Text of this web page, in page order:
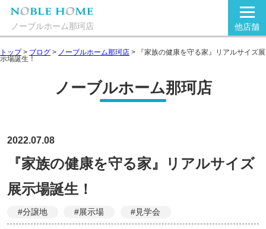
ノーブルホーム那珂店 他店舗
トップ> ブログ > ノーブルホーム那珂店 > 『家族の健康を守る家』リアルサイズ展
示場誕生！
ノーブルホーム那珂店
2022.07.08
『家族の健康を守る家』リアルサイズ
展示場誕生！
#分譲地 #展示場 #見学会